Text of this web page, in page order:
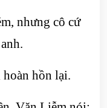
nhưng cô cứ
hồn lại.